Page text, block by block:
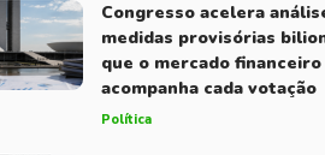
Congresso acelera
medidas provisórias
que o mercado financeiro
acompanha cada votação
Política